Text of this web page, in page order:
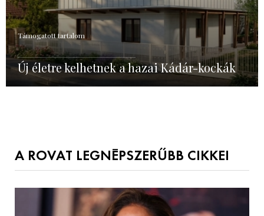
Támogatott tartalom
Új életre kelhetnek a hazai Kádár-kockák
A ROVAT LEGNÉPSZERŰBB CIKKEI